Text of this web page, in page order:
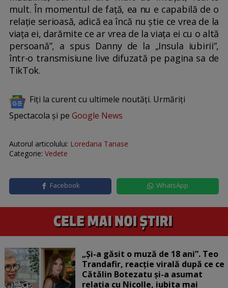
mult. În momentul de față, ea nu e capabilă de o
relație serioasă, adică ea încă nu știe ce vrea de la
viața ei, darămite ce ar vrea de la viața ei cu o altă
persoană”, a spus Danny de la „Insula iubirii”,
într-o transmisiune live difuzată pe pagina sa de
TikTok.
Fiți la curent cu ultimele noutăți. Urmăriți
Spectacola și pe Google News
Autorul articolului: Loredana Tanase
Categorie: Vedete
Facebook WhatsApp
„Și-a găsit o muză de 18 ani”. Teo
Trandafir, reacție virală după ce ce
Cătălin Botezatu și-a asumat
relația cu Nicolle, iubita mai